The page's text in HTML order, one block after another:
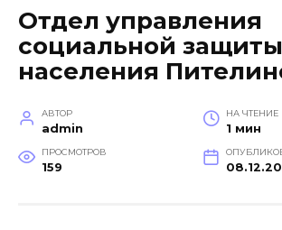
Отдел управления
социальной защиты
населения
АВТОР
admin
НА ЧТЕНИЕ
1 мин
ПРОСМОТРОВ
159